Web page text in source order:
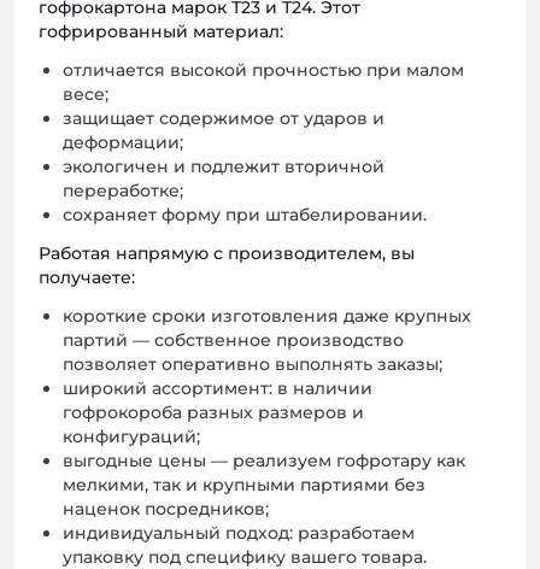
гофрокартона марок Т23 и Т24. Этот
гофрированный материал:
отличается высокой прочностью при малом
весе;
защищает содержимое от ударов и
деформации;
экологичен и подлежит вторичной
переработке;
сохраняет форму при штабелировании.
Работая напрямую с производителем, вы
получаете:
короткие сроки изготовления даже крупных
партий — собственное производство
позволяет оперативно выполнять заказы;
широкий ассортимент: в наличии
гофрокороба разных размеров и
конфигураций;
выгодные цены — реализуем гофротару как
мелкими, так и крупными партиями без
наценок посредников;
индивидуальный подход: разработаем
упаковку под специфику вашего товара.